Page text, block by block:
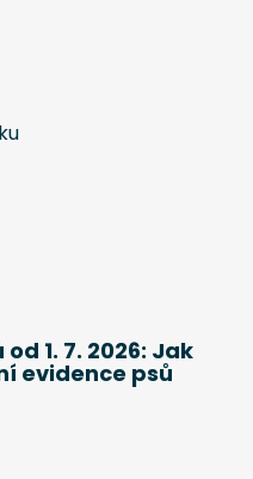
1. 7. 2026: Jak
evidence psů